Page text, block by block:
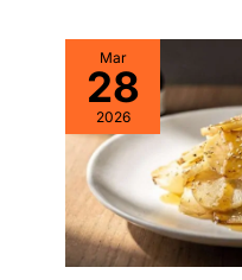
Mar
28
2026